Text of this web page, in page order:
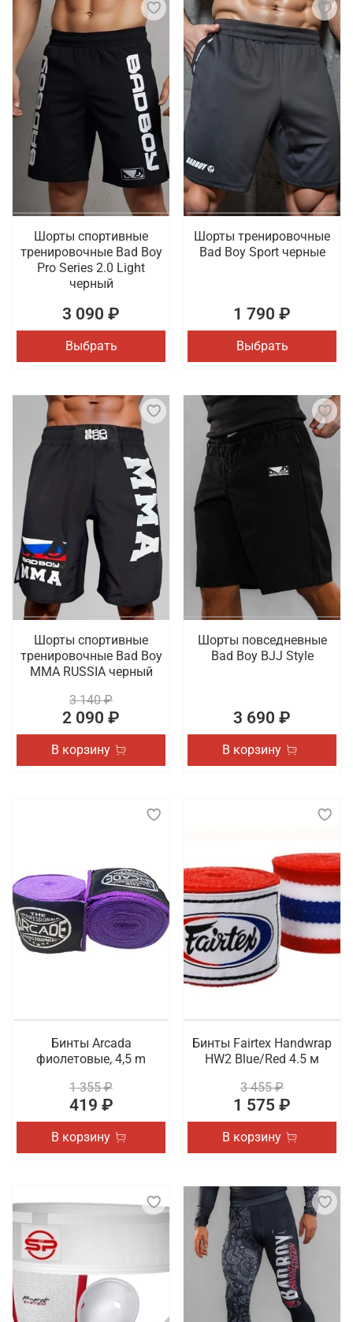
Шорты спортивные
тренировочные Bad Boy
Pro Series 2.0 Light
черный
3 090 ₽
Выбрать
Шорты тренировочные
Bad Boy Sport черные
1 790 ₽
Выбрать
Шорты спортивные
тренировочные Bad Boy
MMA RUSSIA черный
3 140 ₽
2 090 ₽
В корзину
Шорты повседневные
Bad Boy BJJ Style
3 690 ₽
В корзину
Бинты Arcada
фиолетовые, 4,5 m
1 355 ₽
419 ₽
В корзину
Бинты Fairtex Handwrap
HW2 Blue/Red 4.5 м
3 455 ₽
1 575 ₽
В корзину